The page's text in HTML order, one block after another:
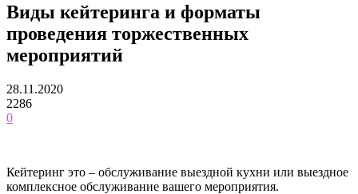
Виды кейтеринга и форматы
проведения торжественных
мероприятий
28.11.2020
2286
0
Кейтеринг это – обслуживание выездной кухни или выездное
комплексное обслуживание вашего мероприятия.